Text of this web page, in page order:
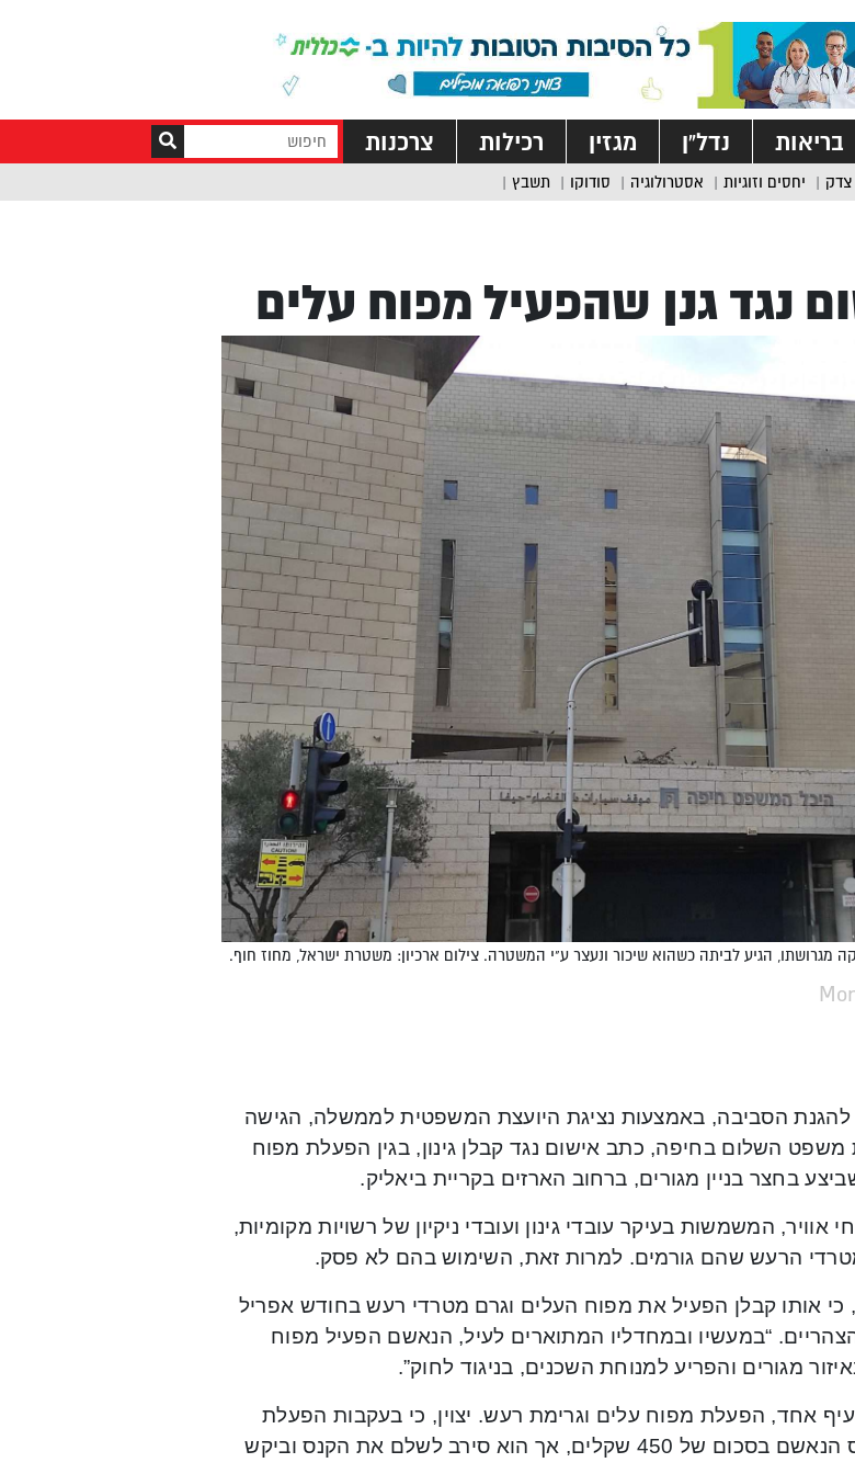
בריאות נדל”ן מגזין רכילות צרכנות
צדק יחסים וזוגיות אסטרולוגיה סודוקו תשבץ
נגד גנן שהפעיל מפוח עלים
הגיע לביתה כשהוא שיכור ונעצר ע"י המשטרה. צילום ארכיון: משטרת ישראל, מחוז חוף.
הסביבה, באמצעות נציגת היועצת המשפטית לממשלה, הגישה
משפט השלום בחיפה, כתב אישום נגד קבלן גינון, בגין הפעלת מפוח
בחצר בניין מגורים, ברחוב הארזים בקריית ביאליק.
אוויר, המשמשות בעיקר עובדי גינון ועובדי ניקיון של רשויות מקומיות,
הרעש שהם גורמים. למרות זאת, השימוש בהם לא פסק.
אותו קבלן הפעיל את מפוח העלים וגרם מטרדי רעש בחודש אפריל
הצהריים. “במעשיו ובמחדליו המתוארים לעיל, הנאשם הפעיל מפוח
מגורים והפריע למנוחת השכנים, בניגוד לחוק”.
אחד, הפעלת מפוח עלים וגרימת רעש. יצוין, כי בעקבות הפעלת
מפוחית העלים, נקנס הנאשם בסכום של 450 שקלים, אך הוא סירב לשלם את הקנס וביקש